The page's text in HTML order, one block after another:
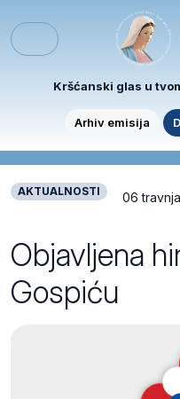
Menu
Kršćanski glas u
Arhiv emisija
AKTUALNOSTI 06
Objavljena
Gospiću